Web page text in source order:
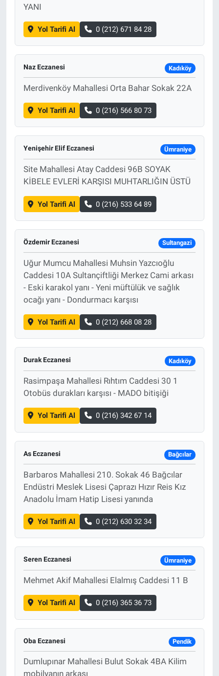
YANI
Yol Tarifi Al 0 (212) 671 84 28
Naz Eczanesi Kadıköy
Merdivenköy Mahallesi Orta Bahar Sokak 22A
Yol Tarifi Al 0 (216) 566 80 73
Yenişehir Elif Eczanesi Ümraniye
Site Mahallesi Atay Caddesi 96B SOYAK
KİBELE EVLERİ KARŞISI MUHTARLIĞIN ÜSTÜ
Yol Tarifi Al 0 (216) 533 64 89
Özdemir Eczanesi Sultangazi
Uğur Mumcu Mahallesi Muhsin Yazcıoğlu
Caddesi 10A Sultançiftliği Merkez Cami arkası
- Eski karakol yanı - Yeni müftülük ve sağlık
ocağı yanı - Dondurmacı karşısı
Yol Tarifi Al 0 (212) 668 08 28
Durak Eczanesi Kadıköy
Rasimpaşa Mahallesi Rıhtım Caddesi 30 1
Otobüs durakları karşısı - MADO bitişiği
Yol Tarifi Al 0 (216) 342 67 14
As Eczanesi Bağcılar
Barbaros Mahallesi 210. Sokak 46 Bağcılar
Endüstri Meslek Lisesi Çaprazı Hızır Reis Kız
Anadolu İmam Hatip Lisesi yanında
Yol Tarifi Al 0 (212) 630 32 34
Seren Eczanesi Ümraniye
Mehmet Akif Mahallesi Elalmış Caddesi 11 B
Yol Tarifi Al 0 (216) 365 36 73
Oba Eczanesi Pendik
Dumlupınar Mahallesi Bulut Sokak 4BA Kilim
mobilyanın arkası